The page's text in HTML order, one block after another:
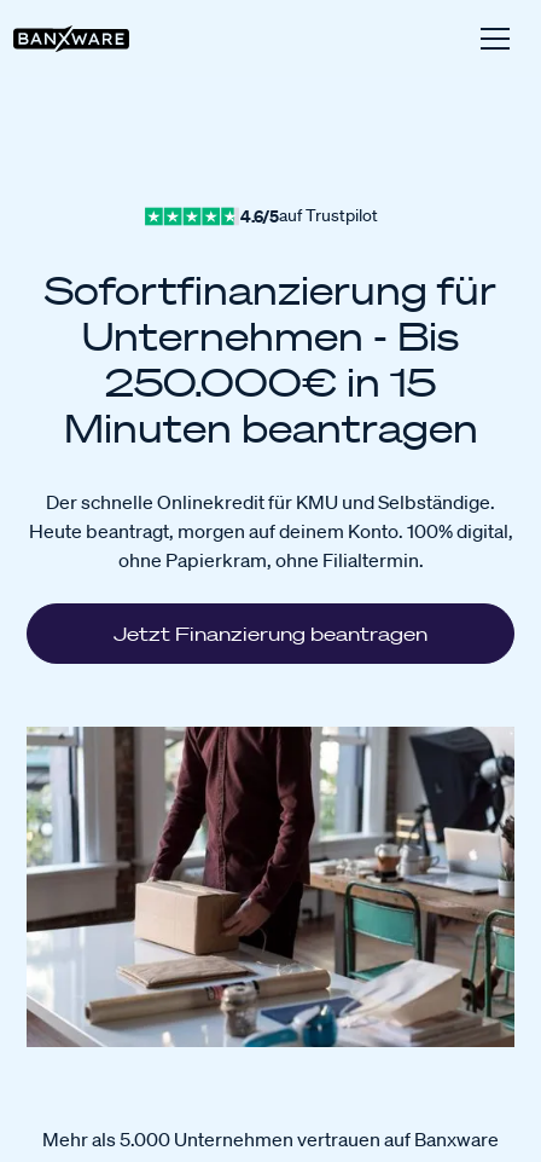
4.6/5auf Trustpilot
Sofortfinanzierung für
Unternehmen - Bis
250.000€ in 15
Minuten beantragen
Der schnelle Onlinekredit für KMU und Selbständige.
Heute beantragt, morgen auf deinem Konto. 100% digital,
ohne Papierkram, ohne Filialtermin.
Jetzt Finanzierung beantragen
Mehr als 5.000 Unternehmen vertrauen auf Banxware